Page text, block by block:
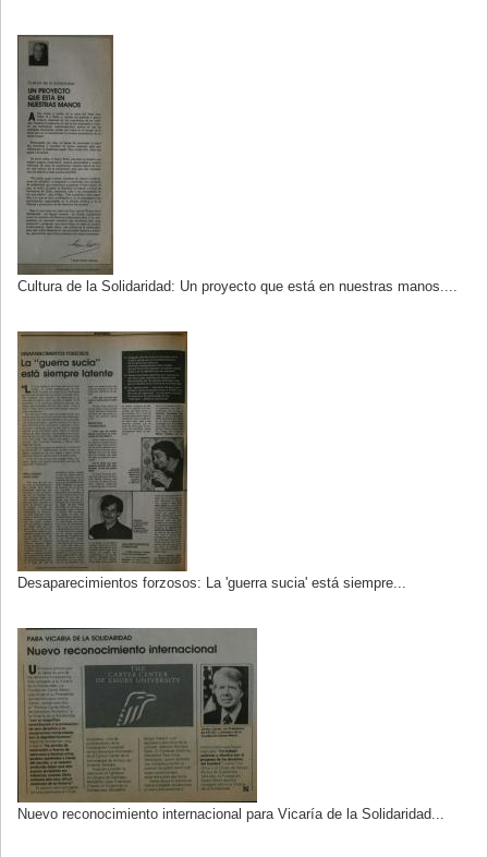
Cultura de la Solidaridad: Un proyecto que está en nuestras manos....
Desaparecimientos forzosos: La 'guerra sucia' está siempre...
Nuevo reconocimiento internacional para Vicaría de la Solidaridad...